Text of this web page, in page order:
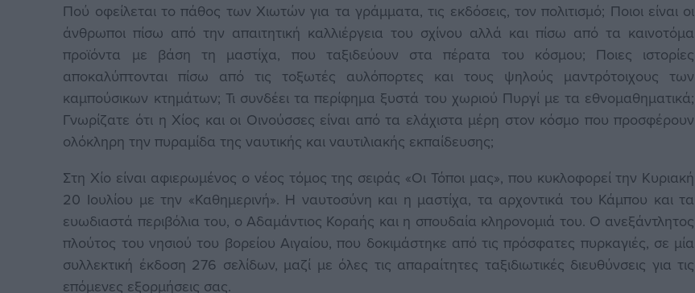
Πού οφείλεται το πάθος των Χιωτών για τα γράμματα, τις εκδόσεις, τον πολιτισμό; Ποιοι είναι οι
άνθρωποι πίσω από την απαιτητική καλλιέργεια του σχίνου αλλά και πίσω από τα καινοτόμα
προϊόντα με βάση τη μαστίχα, που ταξιδεύουν στα πέρατα του κόσμου; Ποιες ιστορίες
αποκαλύπτονται πίσω από τις τοξωτές αυλόπορτες και τους ψηλούς μαντρότοιχους των
καμπούσικων κτημάτων; Τι συνδέει τα περίφημα ξυστά του χωριού Πυργί με τα εθνομαθηματικά;
Γνωρίζατε ότι η Χίος και οι Οινούσσες είναι από τα ελάχιστα μέρη στον κόσμο που προσφέρουν
ολόκληρη την πυραμίδα της ναυτικής και ναυτιλιακής εκπαίδευσης;
Στη Χίο είναι αφιερωμένος ο νέος τόμος της σειράς «Οι Τόποι μας», που κυκλοφορεί την Κυριακή
20 Ιουλίου με την «Καθημερινή». Η ναυτοσύνη και η μαστίχα, τα αρχοντικά του Κάμπου και τα
ευωδιαστά περιβόλια του, ο Αδαμάντιος Κοραής και η σπουδαία κληρονομιά του. Ο ανεξάντλητος
πλούτος του νησιού του βορείου Αιγαίου, που δοκιμάστηκε από τις πρόσφατες πυρκαγιές, σε μία
συλλεκτική έκδοση 276 σελίδων, μαζί με όλες τις απαραίτητες ταξιδιωτικές διευθύνσεις για τις
επόμενες εξορμήσεις σας.